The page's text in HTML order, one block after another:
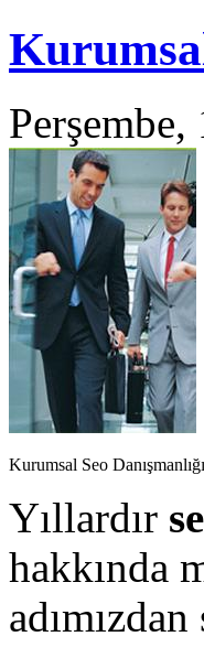
Kurumsal Seo Danışmanlığı
Yıllardır
hakkında